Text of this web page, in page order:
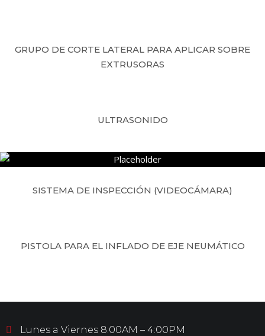
GRUPO DE CORTE LATERAL PARA APLICAR SOBRE
EXTRUSORAS
ULTRASONIDO
SISTEMA DE INSPECCIÓN (VIDEOCÁMARA)
PISTOLA PARA EL INFLADO DE EJE NEUMÁTICO
Lunes a Viernes 8:00AM – 4:00PM